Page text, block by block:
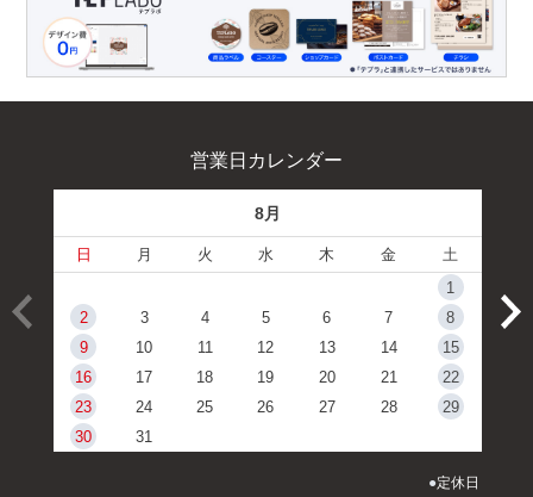
営業日カレンダー
8月
日 月 火 水 木 金
土
1
2
3 4 5 6 7
8
9
10 11 12 13 14
15
16
17 18 19 20 21
22
23
24 25 26 27 28
29
30
31
●定休日